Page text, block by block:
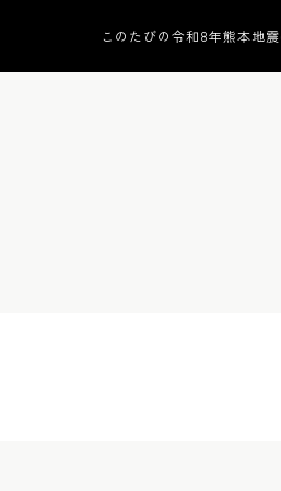
このたびの令和8年熊本地